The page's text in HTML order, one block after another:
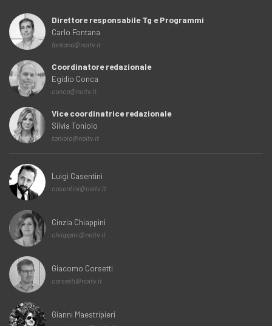
Direttore responsabile Tg e Programmi
Carlo Fontana
fontana@noitv.it
Coordinatore redazionale
Egidio Conca
conca@noitv.it
Vice coordinatrice redazionale
Silvia Toniolo
toniolo@noitv.it
Luigi Casentini
casentini@noitv.it
Cinzia Chiappini
chiappini@noitv.it
Giacomo Corsetti
corsetti@noitv.it
Gianni Maestripieri